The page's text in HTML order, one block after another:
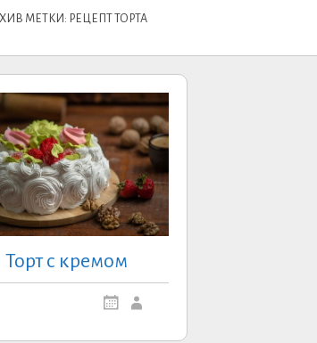
МЕТКИ: РЕЦЕПТ ТОРТА
Торт с кремом